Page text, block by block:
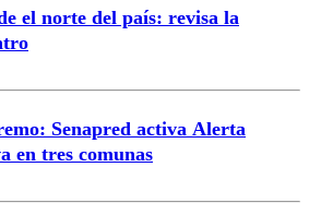
el norte del país: revisa la
Senapred activa Alerta
en tres comunas